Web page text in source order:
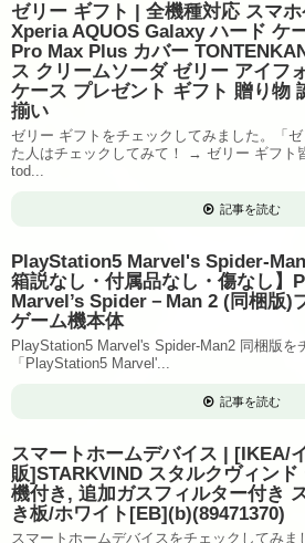
ゼリー ギフト | 全機種対応 スマ
Xperia AQUOS Galaxy ハード ケ
Pro Max Plus カバー
ス クリームソーダ ゼリー アイフ
ケース プレゼント ギフト 贈り物
揃い
ゼリー ギフトをチェックしてみました。「
た人はチェックしてみて！ → ゼリー ギフト
tod...
記事を読む
PlayStation5 Marvel's Spider-
箱説なし・付属品なし・傷なし】
Marvel’s Spider－Man 2 (同梱版)
ゲーム機本体
PlayStation5 Marvel's Spider-Man2 同梱版を
「PlayStation5 Marvel'...
記事を読む
スマートホームデバイス | [IKEA/
販]STARKVIND スタルクヴィン
機付き, 追加ガスフィルター付き
き板/ホワイト[EB](b)(89471370)
スマートホームデバイスをチェックしてみ